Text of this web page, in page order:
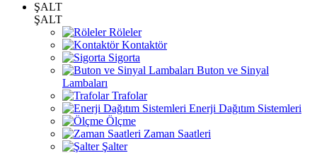
ŞALT
ŞALT
Röleler
Kontaktör
Sigorta
Buton ve Sinyal
Lambaları
Trafolar
Enerji Dağıtım Sistemleri
Ölçme
Zaman Saatleri
Şalter